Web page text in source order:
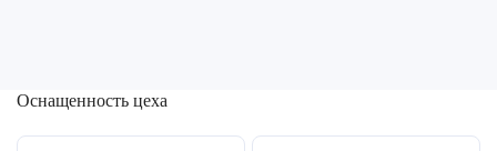
Оснащенность цеха